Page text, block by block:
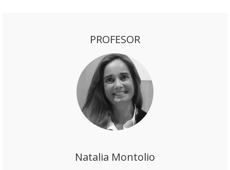
PROFESOR
Natalia Montolio